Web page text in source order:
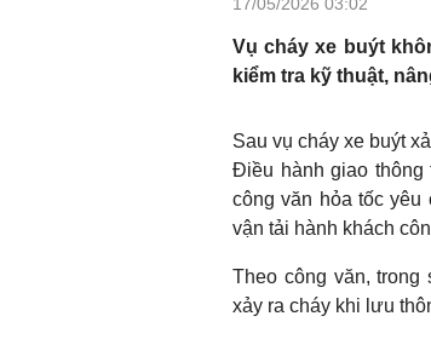
Vụ cháy xe buýt
kiểm tra kỹ thuật,
Sau vụ cháy xe buýt
Điều hành giao thông
công văn hỏa tốc
vận tải hành khách
Theo công văn, trong
xảy ra cháy khi lưu